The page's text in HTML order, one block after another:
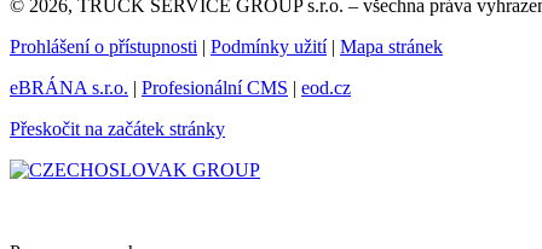
© 2026, TRUCK SERVICE GROUP s.r.o. – všechna práva
Prohlášení o přístupnosti | Podmínky užití| Mapa stránek
eBRÁNA s.r.o. | Profesionální CMS | eod.cz
Přeskočit na začátek stránky